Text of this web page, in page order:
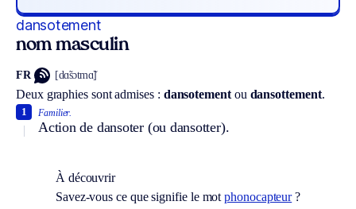
dansotement
nom masculin
FR [dɑ̃sɔtmɑ̃]
Deux graphies sont admises : dansotementou dansottement.
Familier.
Action de dansoter (ou dansotter).
1
À découvrir
Savez-vous ce que signifie le motphonocapteur?